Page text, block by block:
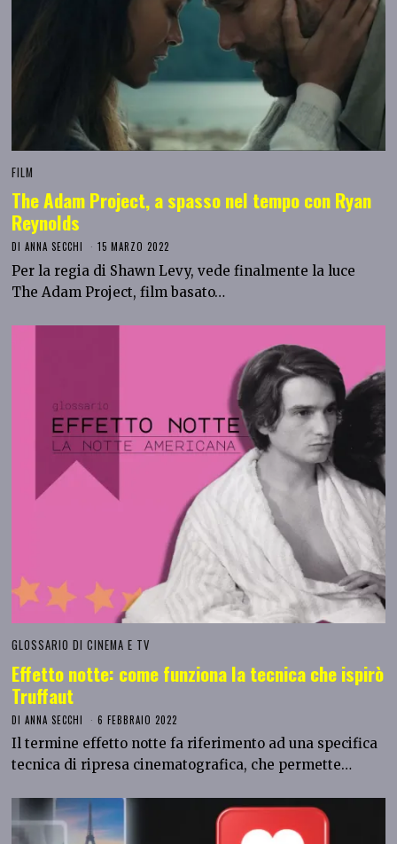
FILM
The Adam Project, a spasso nel tempo con Ryan
Reynolds
DIANNA SECCHI 15 MARZO 2022
Per la regia di Shawn Levy, vede finalmente la luce
The Adam Project, film basato…
GLOSSARIO DI CINEMA E TV
Effetto notte: come funziona la tecnica che ispirò
Truffaut
DIANNA SECCHI 6 FEBBRAIO 2022
Il termine effetto notte fa riferimento ad una specifica
tecnica di ripresa cinematografica, che permette…